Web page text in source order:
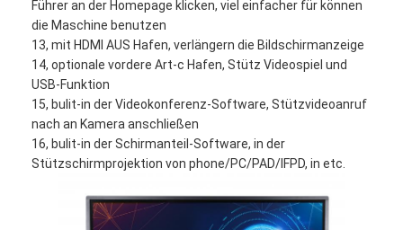
VR Show
Über uns
Fabrik Tour
Qualitätskontrolle
Kontakt
Führer an der Homepage klicken, viel einfacher für können
die Maschine benutzen
13, mit HDMI AUS Hafen, verlängern die Bildschirmanzeige
14, optionale vordere Art-c Hafen, Stütz Videospiel und
USB-Funktion
15, bulit-in der Videokonferenz-Software, Stützvideoanruf
nach an Kamera anschließen
16, bulit-in der Schirmanteil-Software, in der
Stützschirmprojektion von phone/PC/PAD/IFPD, in etc.